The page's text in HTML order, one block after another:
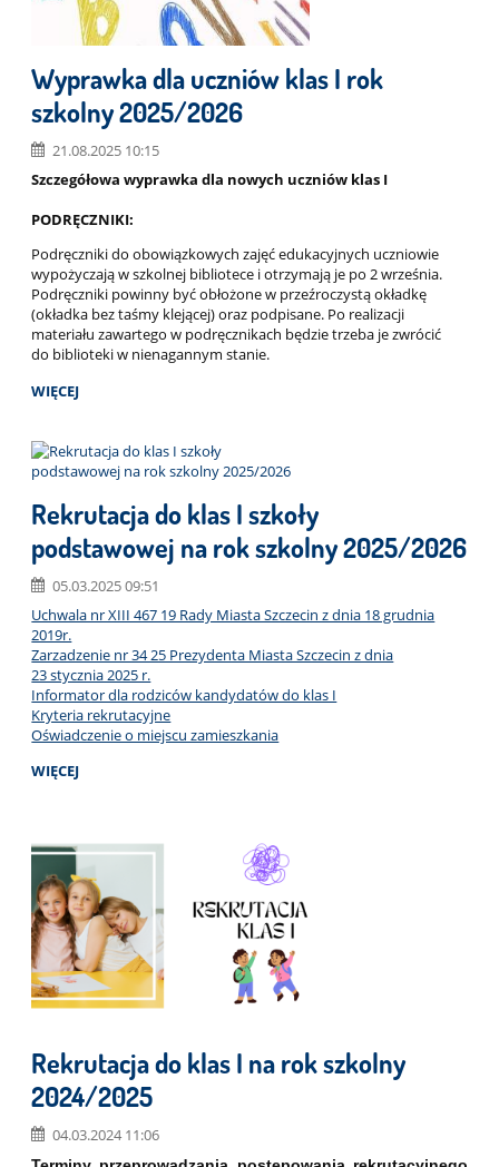
Wyprawka dla uczniów klas I rok
szkolny 2025/2026
21.08.2025 10:15
Szczegółowa wyprawka dla nowych uczniów klas I
PODRĘCZNIKI:
Podręczniki do obowiązkowych zajęć edukacyjnych uczniowie
wypożyczają w szkolnej bibliotece i otrzymają je po 2 września.
Podręczniki powinny być obłożone w przeźroczystą okładkę
(okładka bez taśmy klejącej) oraz podpisane. Po realizacji
materiału zawartego w podręcznikach będzie trzeba je zwrócić
do biblioteki w nienagannym stanie.
WIĘCEJ
Rekrutacja do klas I szkoły
podstawowej na rok szkolny 2025/2026
05.03.2025 09:51
Uchwala nr XIII 467 19 Rady Miasta Szczecin z dnia 18 grudnia
2019r.
Zarzadzenie nr 34 25 Prezydenta Miasta Szczecin z dnia
23 stycznia 2025 r.
Informator dla rodziców kandydatów do klas I
Kryteria rekrutacyjne
Oświadczenie o miejscu zamieszkania
WIĘCEJ
Rekrutacja do klas I na rok szkolny
2024/2025
04.03.2024 11:06